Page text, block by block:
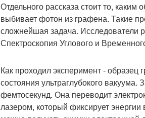
Отдельного рассказа стоит то,
выбивает фотон из графена. Такие
сложнейшая задача. Исследователи
Спектроскопия Углового и
Как проходил эксперимент - образец
состояния ультраглубокого
фемтосекунд. Она переводит
лазером, который фиксирует